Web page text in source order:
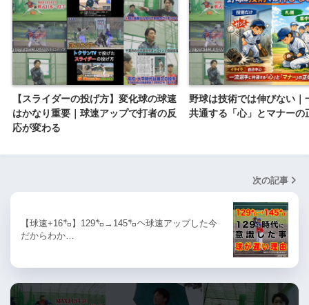
【スライダーの投げ方】変化球の球速
はかなり重要｜球速アップで打者の反
応が変わる
野球は技術では伸びない｜
共通する「心」とマナーの
次の記事
【球速+16㌔】129㌔→145㌔へ球速アップした今
だからわか…